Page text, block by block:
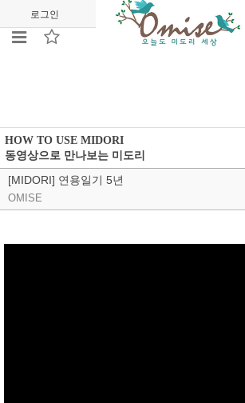
로그인 회원가입 주문조회
HOW TO USE MIDORI
동영상으로 만나보는 미도리
[MIDORI] 연용일기 5년
OMISE